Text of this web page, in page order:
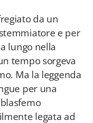
da un
e per
lungo nella
tempo sorgeva
Ma la leggenda
per una
legata ad